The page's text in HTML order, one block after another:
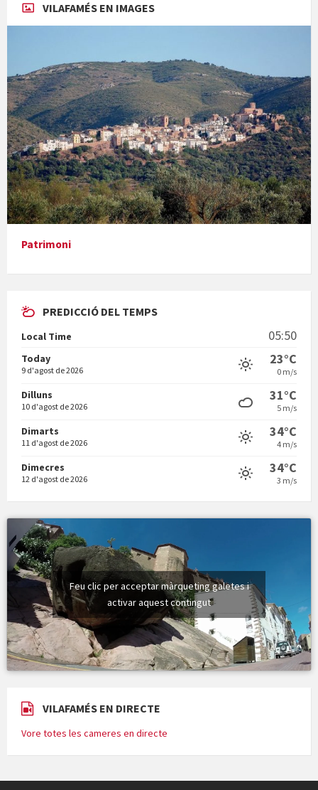
Concerts al Museu
Presentació del llibre &quot;La mare&quot;, d'Emma Zafon
En Bum
Vermuts a la Font. Hit parit
VILAFAMÉS EN IMAGES
Patrimoni
PREDICCIÓ DEL TEMPS
Local Time 05:50
Today
9 d'agost de 2026
23°C
0 m/s
Dilluns
10 d'agost de 2026
31°C
5 m/s
Dimarts
11 d'agost de 2026
34°C
4 m/s
Dimecres
12 d'agost de 2026
34°C
3 m/s
Feu clic per acceptar màrqueting galetes i
activar aquest contingut
VILAFAMÉS EN DIRECTE
Vore totes les cameres en directe